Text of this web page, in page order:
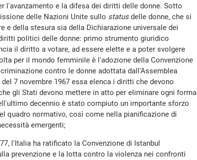
l'avanzamento e la difesa dei diritti delle donne. Sotto
delle Nazioni Unite sullo statusdelle donne, che si
e della stesura sia della Dichiarazione universale dei
politici delle donne: primo strumento giuridico
il diritto a votare, ad essere elette e a poter svolgere
per il mondo femminile è l'adozione della Convenzione
contro le donne adottata dall'Assemblea
7 novembre 1967 essa elenca i diritti che devono
gli Stati devono mettere in atto per eliminare ogni forma
decennio è stato compiuto un importante sforzo
quadro normativo, così come nella pianificazione di
emergenti;
ha ratificato la Convenzione di Istanbul
prevenzione e la lotta contro la violenza nei confronti